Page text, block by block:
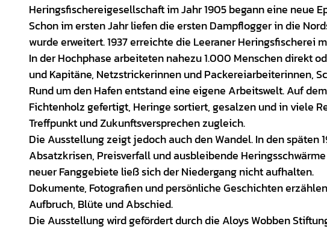
Heringsfischereigesellschaft im Jahr 1905 begann eine neue
Schon im ersten Jahr liefen die ersten Dampflogger in die
wurde erweitert. 1937 erreichte die Leeraner Heringsfischerei
In der Hochphase arbeiteten nahezu 1.000 Menschen direkt
und Kapitäne, Netzstrickerinnen und Packereiarbeiterinnen,
Rund um den Hafen entstand eine eigene Arbeitswelt. Auf
Fichtenholz gefertigt, Heringe sortiert, gesalzen und in viele
Treffpunkt und Zukunftsversprechen zugleich.
Die Ausstellung zeigt jedoch auch den Wandel. In den späten
Absatzkrisen, Preisverfall und ausbleibende
neuer Fanggebiete ließ sich der Niedergang nicht aufhalten.
Dokumente, Fotografien und persönliche Geschichten
Aufbruch, Blüte und Abschied.
Die Ausstellung wird gefördert durch die Aloys Wobben